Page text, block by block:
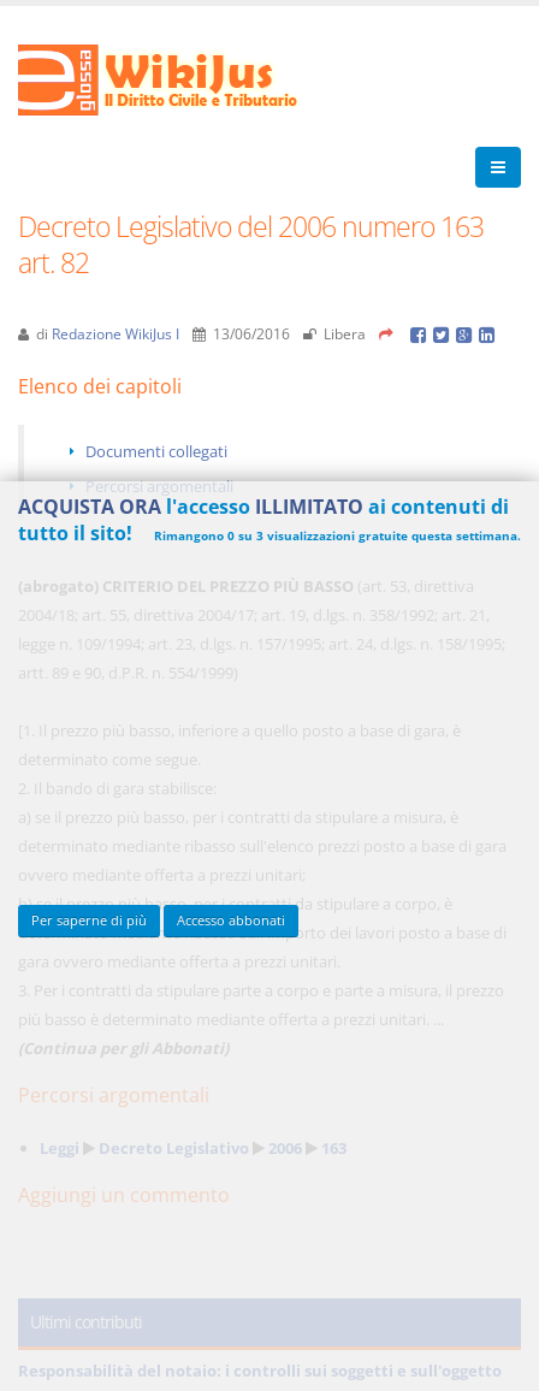
Decreto Legislativo del 2006 numero 163
art. 82
di Redazione WikiJus I 13/06/2016 Libera
Elenco dei capitoli
Documenti collegati
Percorsi argomentali
(abrogato) CRITERIO DEL PREZZO PIÙ BASSO (art. 53, direttiva
2004/18; art. 55, direttiva 2004/17; art. 19, d.lgs. n. 358/1992; art. 21,
legge n. 109/1994; art. 23, d.lgs. n. 157/1995; art. 24, d.lgs. n. 158/1995;
artt. 89 e 90, d.P.R. n. 554/1999)
[1. Il prezzo più basso, inferiore a quello posto a base di gara, è
determinato come segue.
2. Il bando di gara stabilisce:
a) se il prezzo più basso, per i contratti da stipulare a misura, è
determinato mediante ribasso sull'elenco prezzi posto a base di gara
ovvero mediante offerta a prezzi unitari;
b) se il prezzo più basso, per i contratti da stipulare a corpo, è
determinato mediante ribasso sull'importo dei lavori posto a base di
gara ovvero mediante offerta a prezzi unitari.
3. Per i contratti da stipulare parte a corpo e parte a misura, il prezzo
più basso è determinato mediante offerta a prezzi unitari. ...
(Continua per gli Abbonati)
Percorsi argomentali
Leggi Decreto Legislativo 2006 163
Aggiungi un commento
Ultimi contributi
Responsabilità del notaio: i controlli sui soggetti e sull'oggetto
ACQUISTA ORA l'accesso ILLIMITATO ai contenuti di
tutto il sito!
Rimangono 0 su 3 visualizzazioni gratuite questa settimana.
450,00 € ANNUALI
anziché570.00€
Acquista ora
Per saperne di più Accesso abbonati